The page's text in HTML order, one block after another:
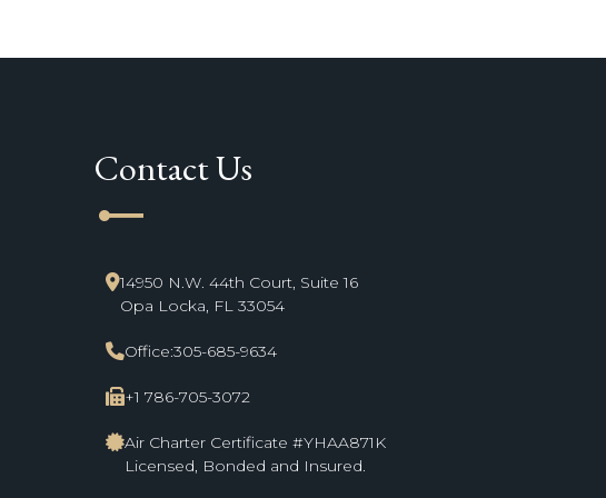
Contact Us
line_start
14950 N.W. 44th Court, Suite 16
Opa Locka, FL 33054
Office:305-685-9634
+1 786-705-3072
Air Charter Certificate #YHAA871K
Licensed, Bonded and Insured.